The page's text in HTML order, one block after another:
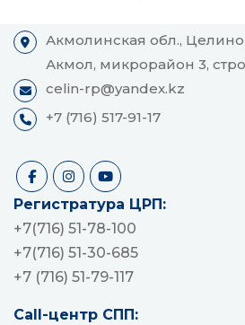
Акмолинская обл.,
Акмол, микрорайон 3,
celin-rp@yandex.kz
+7 (716) 517-91-17
Регистратура ЦРП:
+7(716) 51-78-100
+7(716) 51-30-685
+7 (716) 51-79-117
Call-центр СПП: